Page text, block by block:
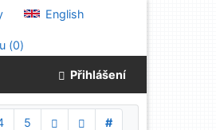
English
(0)
Přihlášení
5
#